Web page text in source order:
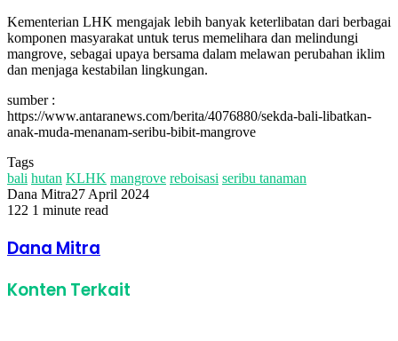
Kementerian LHK mengajak lebih banyak keterlibatan dari berbagai
komponen masyarakat untuk terus memelihara dan melindungi
mangrove, sebagai upaya bersama dalam melawan perubahan iklim
dan menjaga kestabilan lingkungan.
sumber :
https://www.antaranews.com/berita/4076880/sekda-bali-libatkan-
anak-muda-menanam-seribu-bibit-mangrove
Tags
bali hutan KLHK mangrove reboisasi seribu tanaman
Dana Mitra27 April 2024
122 1 minute read
via
Email
Dana Mitra
Konten Terkait